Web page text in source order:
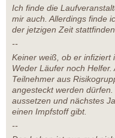
Ich finde die
mir auch. Allerdings finde
der jetzigen Zeit
--
Keiner weiß, ob er infiziert
Weder Läufer noch
Teilnehmer aus
angesteckt werden
aussetzen und nächstes
einen Impfstoff gibt.
--